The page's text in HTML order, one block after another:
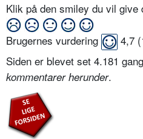
Klik på den smiley du vil give
Brugernes vurdering 4,7 (
Siden er blevet set 4.181
kommentarer herunder.